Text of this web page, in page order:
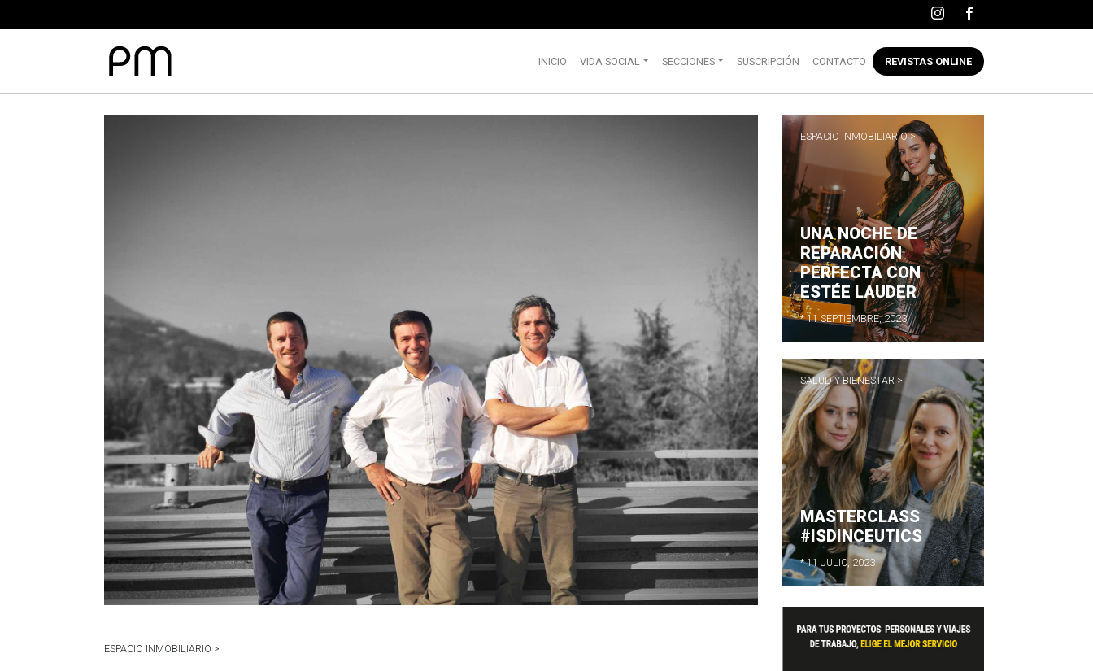
INICIO VIDA SOCIAL SECCIONES SUSCRIPCIÓN CONTACTO REVISTAS ONLINE
ESPACIO INMOBILIARIO >
ESPACIO INMOBILIARIO >
UNA NOCHE DE
REPARACIÓN
PERFECTA CON
ESTÉE LAUDER
* 11 SEPTIEMBRE, 2023
SALUD Y BIENESTAR >
MASTERCLASS
#ISDINCEUTICS
* 11 JULIO, 2023